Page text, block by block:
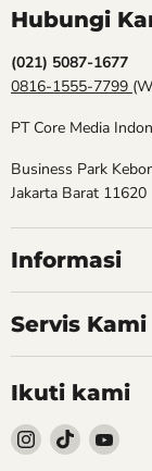
Hubungi
(021) 5087-1677
0816-1555-7799
PT Core Media
Business Park
Jakarta Barat 11620
Informasi
Servis Kami
Ikuti kami
Follow
kami
Follow
kami